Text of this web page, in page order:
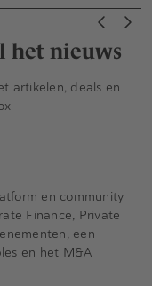
het nieuws
artikelen, deals en
en community
Finance, Private
een
en het M&A